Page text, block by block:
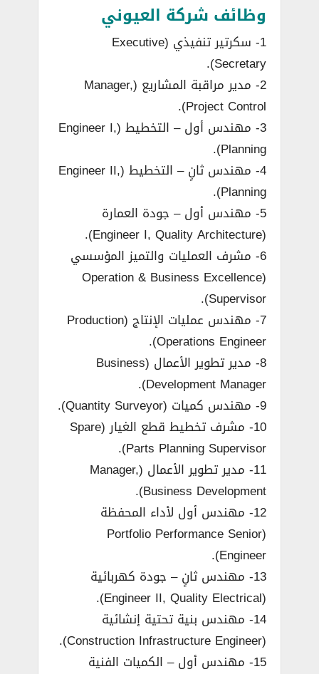
وظائف شركة العيوني
1- سكرتير تنفيذي (Executive
Secretary).
2- مدير مراقبة المشاريع (Manager,
Project Control).
3- مهندس أول – التخطيط (Engineer I,
Planning).
4- مهندس ثانٍ – التخطيط (Engineer II,
Planning).
5- مهندس أول – جودة العمارة
(Engineer I, Quality Architecture).
6- مشرف العمليات والتميز المؤسسي
(Operation & Business Excellence
Supervisor).
7- مهندس عمليات الإنتاج (Production
Operations Engineer).
8- مدير تطوير الأعمال (Business
Development Manager).
9- مهندس كميات (Quantity Surveyor).
10- مشرف تخطيط قطع الغيار (Spare
Parts Planning Supervisor).
11- مدير تطوير الأعمال (Manager,
Business Development).
12- مهندس أول لأداء المحفظة
(Portfolio Performance Senior
Engineer).
13- مهندس ثانٍ – جودة كهربائية
(Engineer II, Quality Electrical).
14- مهندس بنية تحتية إنشائية
(Construction Infrastructure Engineer).
15- مهندس أول – الكميات الفنية